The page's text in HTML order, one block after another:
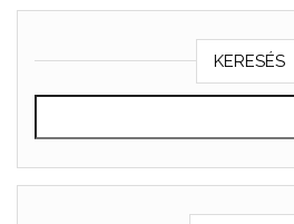
KERESÉS